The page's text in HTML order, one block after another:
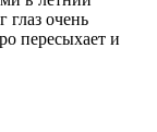
глаз очень
пересыхает и